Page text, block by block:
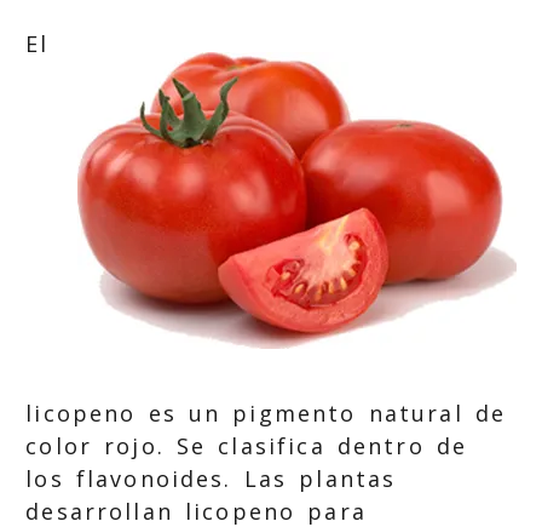
El
licopeno es un pigmento natural de
color rojo. Se clasifica dentro de
los flavonoides. Las plantas
desarrollan licopeno para